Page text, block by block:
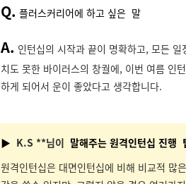
Q. 플러스커리어에 하고 싶은 말
A. 인턴십의 시작과 끝이 명확하고, 모든
치도 못한 바이러스의 창궐에, 이번 여름 인
하게 되어서 운이 좋았다고 생각합니다.
▶ K.S **님이 말해주는 원격인턴십 진행
원격인턴십은 대면인턴십에 비해 비교적 많